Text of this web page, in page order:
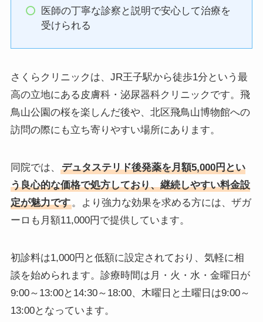
医師の丁寧な診察と説明で安心して治療を
受けられる
さくらクリニックは、JR王子駅から徒歩1分という最
高の立地にある皮膚科・泌尿器科クリニックです。飛
鳥山公園の桜を楽しんだ後や、北区飛鳥山博物館への
訪問の際にも立ち寄りやすい場所にあります。
同院では、
デュタステリド後発薬を月額5,000円とい
う良心的な価格で処方しており、継続しやすい料金設
定が魅力です。より強力な効果を求める方には、ザガ
ーロも月額11,000円で提供しています。
初診料は1,000円と低額に設定されており、気軽に相
談を始められます。診療時間は月・火・水・金曜日が
9:00～13:00と14:30～18:00、木曜日と土曜日は9:00～
13:00となっています。